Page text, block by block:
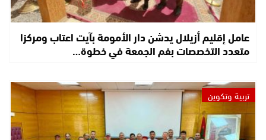
عامل إقليم أزيلال يدشن دار الأمومة بآيت اعتاب ومركزا
متعدد التخصصات بفم الجمعة في خطوة…
تربية وتكوين